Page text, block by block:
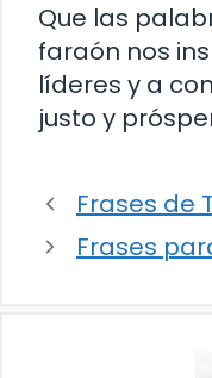
Que las
faraón nos
líderes y a
justo y
Frases de
Frases